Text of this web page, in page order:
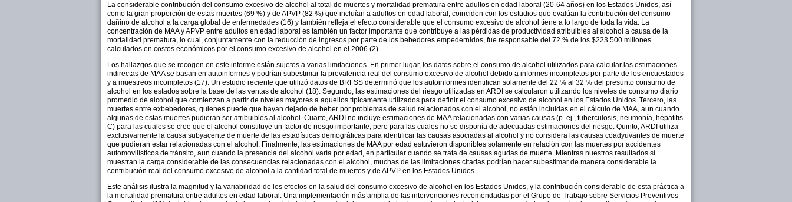
La considerable contribución del consumo excesivo de alcohol al total de muertes y mortalidad prematura entre adultos en edad laboral (20-64 años) en los Estados Unidos, así
como la gran proporción de estas muertes (69 %) y de APVP (82 %) que incluían a adultos en edad laboral, coinciden con los estudios que evalúan la contribución del consumo
dañino de alcohol a la carga global de enfermedades (16) y también refleja el efecto considerable que el consumo excesivo de alcohol tiene a lo largo de toda la vida. La
concentración de MAA y APVP entre adultos en edad laboral es también un factor importante que contribuye a las pérdidas de productividad atribuibles al alcohol a causa de la
mortalidad prematura, lo cual, conjuntamente con la reducción de ingresos por parte de los bebedores empedernidos, fue responsable del 72 % de los $223 500 millones
calculados en costos económicos por el consumo excesivo de alcohol en el 2006 (2).
Los hallazgos que se recogen en este informe están sujetos a varias limitaciones. En primer lugar, los datos sobre el consumo de alcohol utilizados para calcular las estimaciones
indirectas de MAA se basan en autoinformes y podrían subestimar la prevalencia real del consumo excesivo de alcohol debido a informes incompletos por parte de los encuestados
y a muestreos incompletos (17). Un estudio reciente que utilizó datos de BRFSS determinó que los autoinformes identifican solamente del 22 % al 32 % del presunto consumo de
alcohol en los estados sobre la base de las ventas de alcohol (18). Segundo, las estimaciones del riesgo utilizadas en ARDI se calcularon utilizando los niveles de consumo diario
promedio de alcohol que comienzan a partir de niveles mayores a aquellos típicamente utilizados para definir el consumo excesivo de alcohol en los Estados Unidos. Tercero, las
muertes entre exbebedores, quienes puede que hayan dejado de beber por problemas de salud relacionados con el alcohol, no están incluidas en el cálculo de MAA, aun cuando
algunas de estas muertes pudieran ser atribuibles al alcohol. Cuarto, ARDI no incluye estimaciones de MAA relacionadas con varias causas (p. ej., tuberculosis, neumonía, hepatitis
C) para las cuales se cree que el alcohol constituye un factor de riesgo importante, pero para las cuales no se disponía de adecuadas estimaciones del riesgo. Quinto, ARDI utiliza
exclusivamente la causa subyacente de muerte de las estadísticas demográficas para identificar las causas asociadas al alcohol y no considera las causas coadyuvantes de muerte
que pudieran estar relacionadas con el alcohol. Finalmente, las estimaciones de MAA por edad estuvieron disponibles solamente en relación con las muertes por accidentes
automovilísticos de tránsito, aun cuando la presencia del alcohol varía por edad, en particular cuando se trata de causas agudas de muerte. Mientras nuestros resultados sí
muestran la carga considerable de las consecuencias relacionadas con el alcohol, muchas de las limitaciones citadas podrían hacer subestimar de manera considerable la
contribución real del consumo excesivo de alcohol a la cantidad total de muertes y de APVP en los Estados Unidos.
Este análisis ilustra la magnitud y la variabilidad de los efectos en la salud del consumo excesivo de alcohol en los Estados Unidos, y la contribución considerable de esta práctica a
la mortalidad prematura entre adultos en edad laboral. Una implementación más amplia de las intervenciones recomendadas por el Grupo de Trabajo sobre Servicios Preventivos